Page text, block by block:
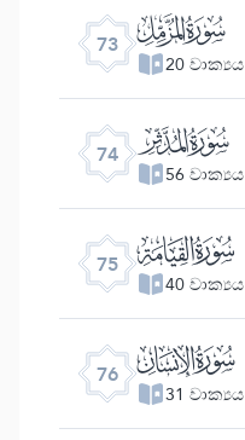
73 ﯶ
20 වාක්‍යය
74 ﯷ
56 වාක්‍යය
75 ﯸ
40 වාක්‍යය
76 ﯹ
31 වාක්‍යය